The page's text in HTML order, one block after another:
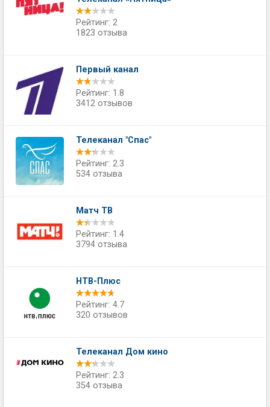
Рейтинг: 2
1823 отзыва
Первый канал
Рейтинг: 1.8
3412 отзывов
Телеканал "Спас"
Рейтинг: 2.3
534 отзыва
Матч ТВ
Рейтинг: 1.4
3794 отзыва
НТВ-Плюс
Рейтинг: 4.7
320 отзывов
Телеканал Дом кино
Рейтинг: 2.3
354 отзыва